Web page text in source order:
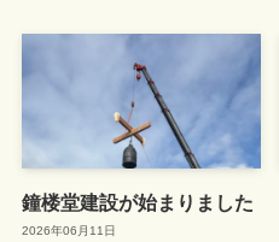
鐘楼堂建設が始まりました
2026年06月11日